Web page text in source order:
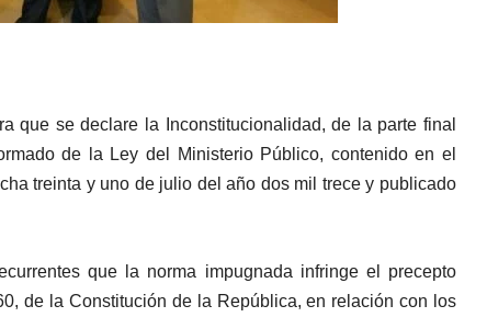
que se declare la Inconstitucionalidad, de la parte final
de la Ley del Ministerio Público, contenido en el
treinta y uno de julio del año dos mil trece y publicado
que la norma impugnada infringe el precepto
de la Constitución de la República, en relación con los